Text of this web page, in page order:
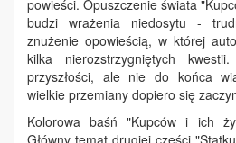
powieści. Opuszczenie świata
budzi wrażenia niedosytu -
znużenie opowieścią, w której
kilka nierozstrzygniętych
przyszłości, ale nie do końca
wielkie przemiany dopiero się
Kolorowa baśń "Kupców i ich